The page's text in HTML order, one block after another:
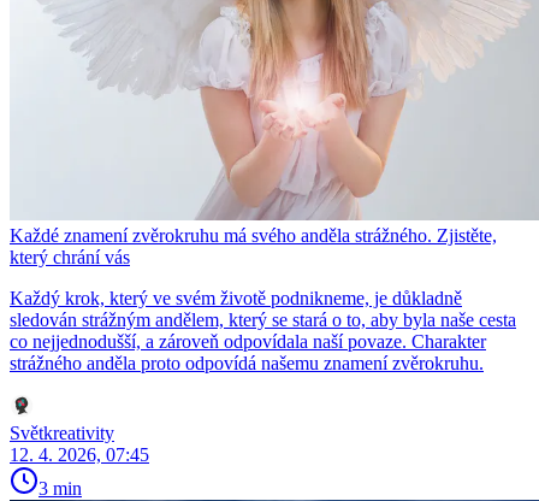
Každé znamení zvěrokruhu má svého anděla strážného. Zjistěte,
který chrání vás
Každý krok, který ve svém životě podnikneme, je důkladně
sledován strážným andělem, který se stará o to, aby byla naše cesta
co nejjednodušší, a zároveň odpovídala naší povaze. Charakter
strážného anděla proto odpovídá našemu znamení zvěrokruhu.
Světkreativity
12. 4. 2026, 07:45
3 min